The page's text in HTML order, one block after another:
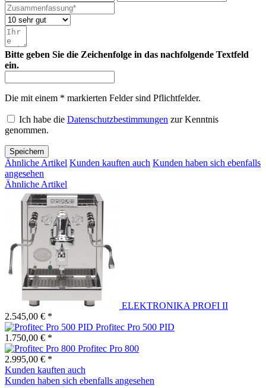
Bitte geben Sie die Zeichenfolge in das nachfolgende Textfeld
ein.
Die mit einem * markierten Felder sind Pflichtfelder.
Ich habe die Datenschutzbestimmungen zur Kenntnis
genommen.
Speichern
Ähnliche Artikel Kunden kauften auch Kunden haben sich ebenfalls
angesehen
Ähnliche Artikel
ELEKTRONIKA PROFI II
2.545,00 € *
Profitec Pro 500 PID
1.750,00 € *
Profitec Pro 800
2.995,00 € *
Kunden kauften auch
Kunden haben sich ebenfalls angesehen